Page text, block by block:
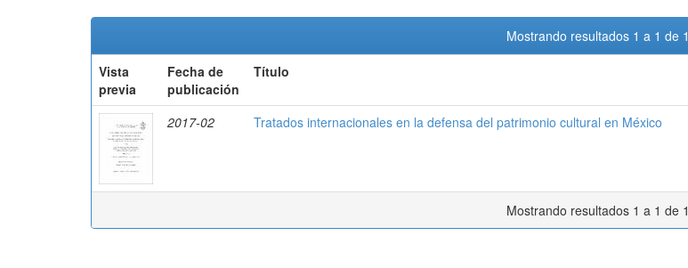
Mostrando resultados 1 a 1 de 1
Vista
previa
Fecha de
publicación
Título
2017-02 Tratados internacionales en la defensa del patrimonio cultural en México
Mostrando resultados 1 a 1 de 1